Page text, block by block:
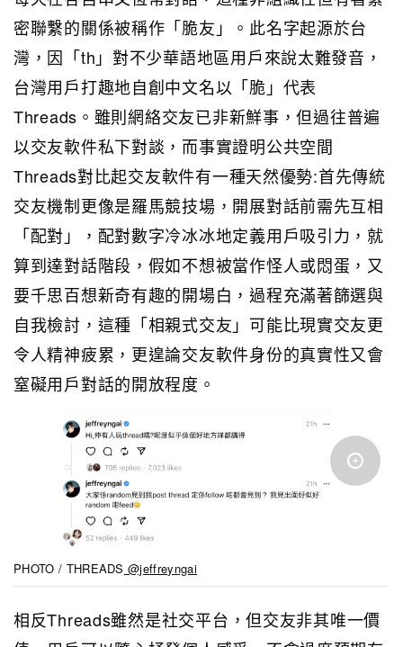
密聯繫的關係被稱作「脆友」。此名字起源於台
灣，因「th」對不少華語地區用戶來說太難發音，
台灣用戶打趣地自創中文名以「脆」代表
Threads。雖則網絡交友已非新鮮事，但過往普遍
以交友軟件私下對談，而事實證明公共空間
Threads對比起交友軟件有一種天然優勢:首先傳統
交友機制更像是羅馬競技場，開展對話前需先互相
「配對」，配對數字冷冰冰地定義用戶吸引力，就
算到達對話階段，假如不想被當作怪人或悶蛋，又
要千思百想新奇有趣的開場白，過程充滿著篩選與
自我檢討，這種 「相親式交友」可能比現實交友更
令人精神疲累，更遑論交友軟件身份的真實性又會
窒礙用戶對話的開放程度。
PHOTO / THREADS @jeffreyngai
相反Threads雖然是社交平台，但交友非其唯一價